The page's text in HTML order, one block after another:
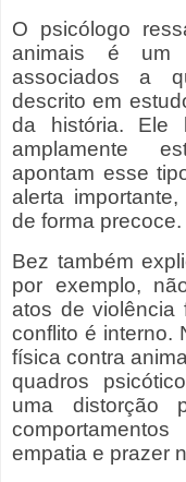
O psicólogo
animais é um
associados a
descrito em
da história. Ele
amplamente
apontam esse
alerta
de forma precoce.
Bez também
por exemplo,
atos de violência
conflito é interno.
física contra
quadros
uma distorção
empatia e prazer